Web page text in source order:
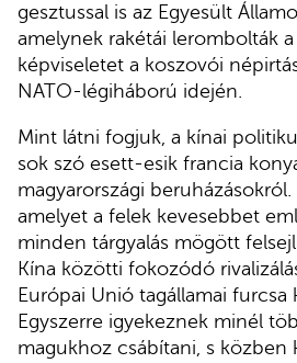
gesztussal is az Egyesült
amelynek rakétái lerombolták
képviseletet a koszovói
NATO-légiháború idején.
Mint látni fogjuk, a kínai
sok szó esett-esik francia
magyarországi
amelyet a felek kevesebbet
minden tárgyalás mögött
Kína közötti fokozódó
Európai Unió tagállamai furcsa
Egyszerre igyekeznek minél
magukhoz csábítani, s közben